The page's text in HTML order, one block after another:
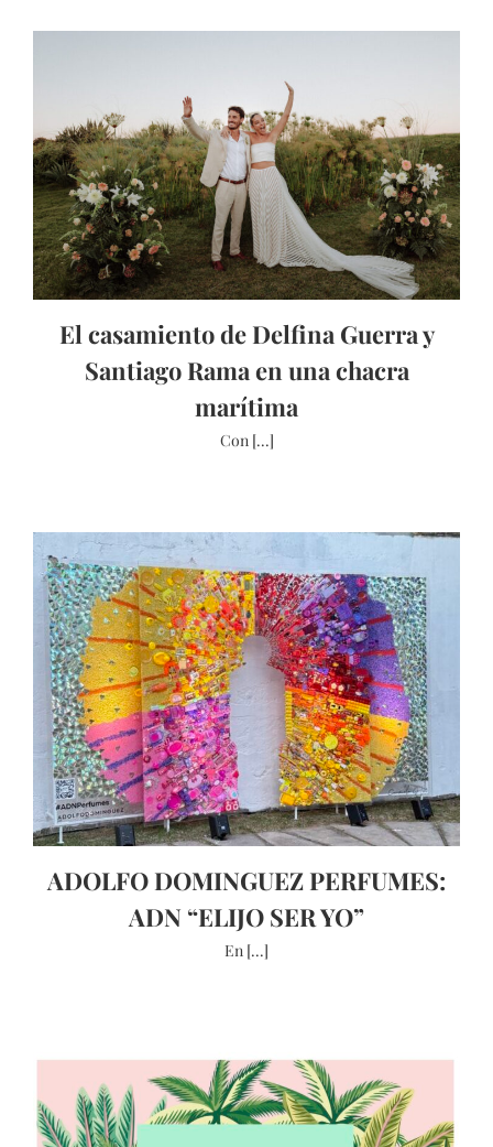
El casamiento de Delfina Guerra y
Santiago Rama en una chacra
marítima
Con [...]
ADOLFO DOMINGUEZ PERFUMES:
ADN “ELIJO SER YO”
En [...]